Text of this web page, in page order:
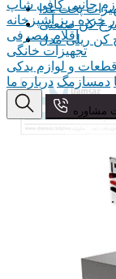
جانبی کافی شاپ
خرده ریز آشپزخانه
اقلام مصرفی
تجهیزات خانگی
قطعات و لوازم یدکی
دمسازمگ درباره ما
مشاوره
پخت غذا
کن صنعتی